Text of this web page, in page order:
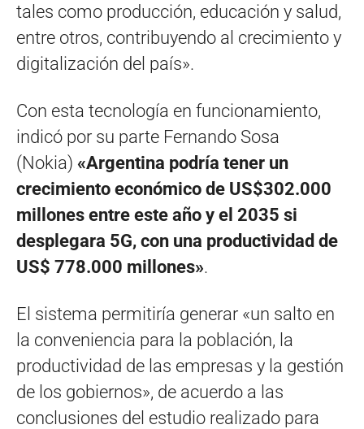
tales como producción, educación y salud,
entre otros, contribuyendo al crecimiento y
digitalización del país».
Con esta tecnología en funcionamiento,
indicó por su parte Fernando Sosa
(Nokia) «Argentina podría tener un
crecimiento económico de US$302.000
millones entre este año y el 2035 si
desplegara 5G, con una productividad de
US$ 778.000 millones».
El sistema permitiría generar «un salto en
la conveniencia para la población, la
productividad de las empresas y la gestión
de los gobiernos», de acuerdo a las
conclusiones del estudio realizado para